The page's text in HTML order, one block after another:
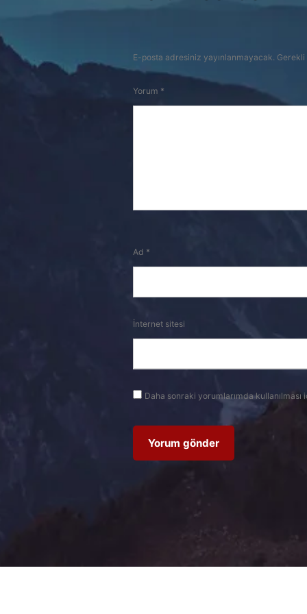
E-posta adresiniz yayınlanmayacak. Gerekli
Yorum *
Ad *
İnternet sitesi
Daha sonraki yorumlarımda